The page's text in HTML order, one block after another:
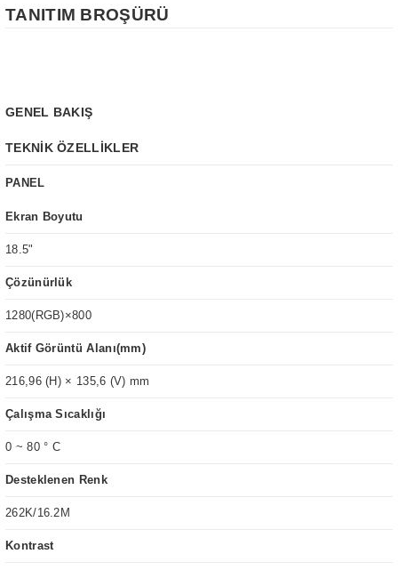
TANITIM BROŞÜRÜ
GENEL BAKIŞ
TEKNİK ÖZELLİKLER
PANEL
Ekran Boyutu
18.5"
Çözünürlük
1280(RGB)×800
Aktif Görüntü Alanı(mm)
216,96 (H) × 135,6 (V) mm
Çalışma Sıcaklığı
0 ~ 80 ° C
Desteklenen Renk
262K/16.2M
Kontrast